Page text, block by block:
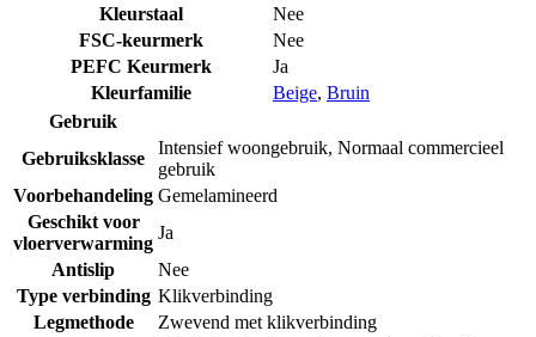
Kleurstaal
Nee
FSC-keurmerk
Nee
PEFC Keurmerk
Ja
Kleurfamilie
Beige, Bruin
Gebruik
Gebruiksklasse
Intensief woongebruik, Normaal commercieel
gebruik
Voorbehandeling Gemelamineerd
Geschikt voor
vloerverwarming
Ja
Antislip
Nee
Type verbinding Klikverbinding
Legmethode
Zwevend met klikverbinding